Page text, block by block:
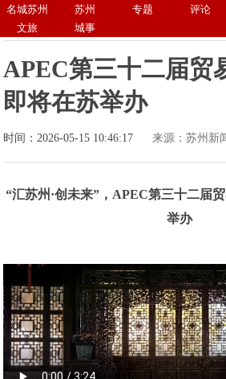
名城苏州 苏州 专题 评论
文旅
城事
APEC第三十二届贸
即将在苏举办
时间：2026-05-15 10:46:17 来源：苏州新
“汇苏州·创未来”，APEC第三十二届
举办